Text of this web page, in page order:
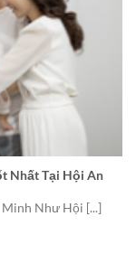
Nhất Tại Hội An
Minh Như Hội [...]